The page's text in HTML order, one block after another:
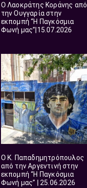
O Λαοκράτης Κοράνης από
την Ουγγαρία στην
εκπομπή “Η Παγκόσμια
Φωνή μας”|15.07.2026
Ο Κ. Παπαδημητρόπουλος
από την Αργεντινή στην
εκπομπή “Η Παγκόσμια
Φωνή μας” | 25.06.2026